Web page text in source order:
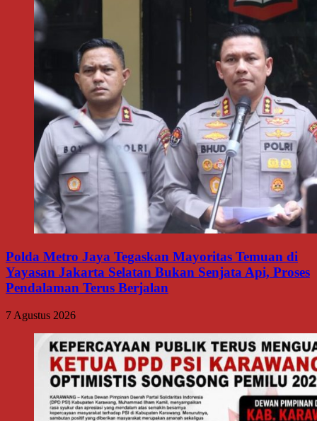
Polda Metro Jaya Tegaskan Mayoritas Temuan di
Yayasan Jakarta Selatan Bukan Senjata Api, Proses
Pendalaman Terus Berjalan
7 Agustus 2026